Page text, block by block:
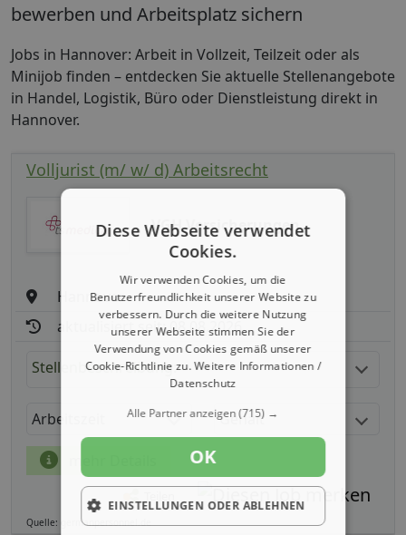
bewerben und Arbeitsplatz sichern
Jobs in Hannover: Arbeit in Vollzeit, Teilzeit oder als
Minijob finden – entdecken Sie aktuelle Stellenangebote
in Handel, Logistik, Büro oder Dienstleistung direkt in
Hannover.
Volljurist (m/ w/ d) Arbeitsrecht
VGH Versicherungen
Hannover
aktualisiert seit: 08.08.2026
Stellenbeschreibung:
Arbeitszeit Gehalt
Quelle: germanpersonnel.de
Diese Webseite verwendet
Cookies.
Wir verwenden Cookies, um die
Benutzerfreundlichkeit unserer Website zu
verbessern. Durch die weitere Nutzung
unserer Webseite stimmen Sie der
Verwendung von Cookies gemäß unserer
Cookie-Richtlinie zu.Weitere Informationen /
Datenschutz
Alle Partner anzeigen(715) →
OK
EINSTELLUNGEN ODER ABLEHNEN